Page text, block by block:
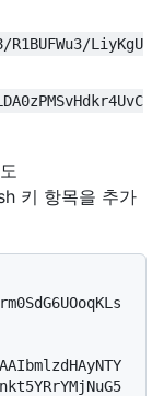
R1BUFWu3/LiyKgU
키 항목을 추가